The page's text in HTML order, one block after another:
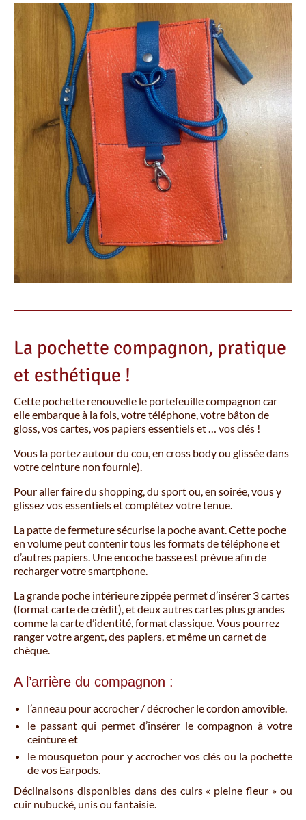
La pochette compagnon, pratique
et esthétique !
Cette pochette renouvelle le portefeuille compagnon car
elle embarque à la fois, votre téléphone, votre bâton de
gloss, vos cartes, vos papiers essentiels et … vos clés !
Vous la portez autour du cou, en cross body ou glissée dans
votre ceinture non fournie).
Pour aller faire du shopping, du sport ou, en soirée, vous y
glissez vos essentiels et complétez votre tenue.
La patte de fermeture sécurise la poche avant. Cette poche
en volume peut contenir tous les formats de téléphone et
d’autres papiers. Une encoche basse est prévue afin de
recharger votre smartphone.
La grande poche intérieure zippée permet d’insérer 3 cartes
(format carte de crédit), et deux autres cartes plus grandes
comme la carte d’identité, format classique. Vous pourrez
ranger votre argent, des papiers, et même un carnet de
chèque.
A l’arrière du compagnon :
l’anneau pour accrocher / décrocher le cordon amovible.
le passant qui permet d’insérer le compagnon à votre
ceinture et
le mousqueton pour y accrocher vos clés ou la pochette
de vos Earpods.
Déclinaisons disponibles dans des cuirs « pleine fleur » ou
cuir nubucké, unis ou fantaisie.